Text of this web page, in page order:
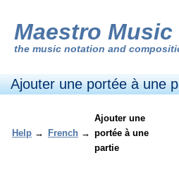
Maestro Music
the music notation and
Ajouter une portée à une
Help → French →
Ajouter une
portée à une
partie